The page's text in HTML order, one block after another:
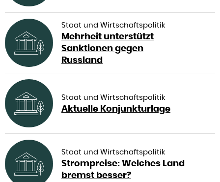
Staat und Wirtschaftspolitik
Mehrheit unterstützt
Sanktionen gegen
Russland
Staat und Wirtschaftspolitik
Aktuelle Konjunkturlage
Staat und Wirtschaftspolitik
Strompreise: Welches Land
bremst besser?